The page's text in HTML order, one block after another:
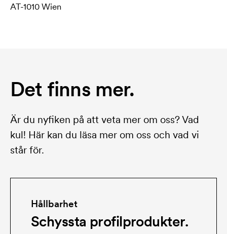
AT-1010 Wien
Det finns mer.
Är du nyfiken på att veta mer om oss? Vad
kul! Här kan du läsa mer om oss och vad vi
står för.
Hållbarhet
Schyssta profilprodukter.